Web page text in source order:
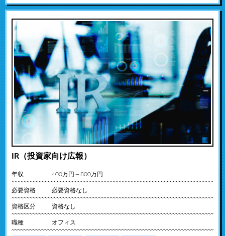
IR（投資家向け広報）
年収 400万円～800万円
必要資格 必要資格なし
資格区分 資格なし
職種 オフィス